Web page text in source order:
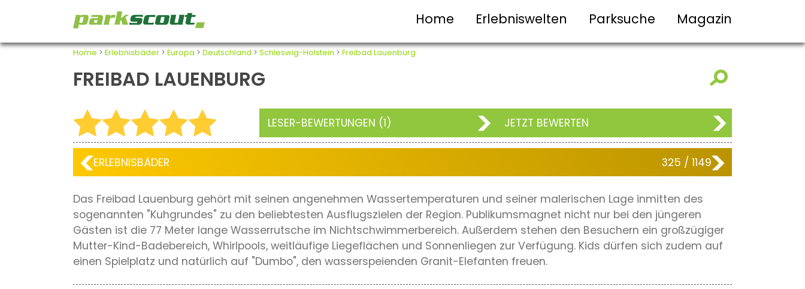
Home Erlebniswelten Parksuche Magazin
Home > Erlebnisbäder > Europa > Deutschland > Schleswig-Holstein > Freibad Lauenburg
FREIBAD LAUENBURG
LESER-BEWERTUNGEN (1) JETZT BEWERTEN
ERLEBNISBÄDER 325 / 1149
Das Freibad Lauenburg gehört mit seinen angenehmen Wassertemperaturen und seiner malerischen Lage inmitten des
sogenannten "Kuhgrundes" zu den beliebtesten Ausflugszielen der Region. Publikumsmagnet nicht nur bei den jüngeren
Gästen ist die 77 Meter lange Wasserrutsche im Nichtschwimmerbereich. Außerdem stehen den Besuchern ein großzügiger
Mutter-Kind-Badebereich, Whirlpools, weitläufige Liegeflächen und Sonnenliegen zur Verfügung. Kids dürfen sich zudem auf
einen Spielplatz und natürlich auf "Dumbo", den wasserspeienden Granit-Elefanten freuen.